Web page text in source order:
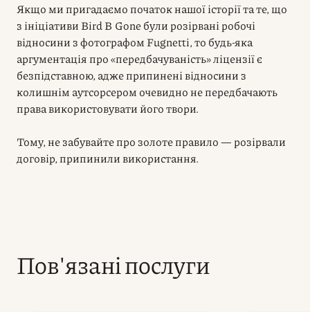
Якщо ми пригадаємо початок нашої історії та те, що
з ініціативи Bird B Gone були розірвані робочі
відносини з фотографом Fugnetti, то будь-яка
аргументація про «передбачуваність» ліцензії є
безпідставною, адже припинені відносини з
колишнім аутсорсером очевидно не передбачають
права використовувати його твори.
Тому, не забувайте про золоте правило — розірвали
договір, припинили використання.
Пов'язані послуги